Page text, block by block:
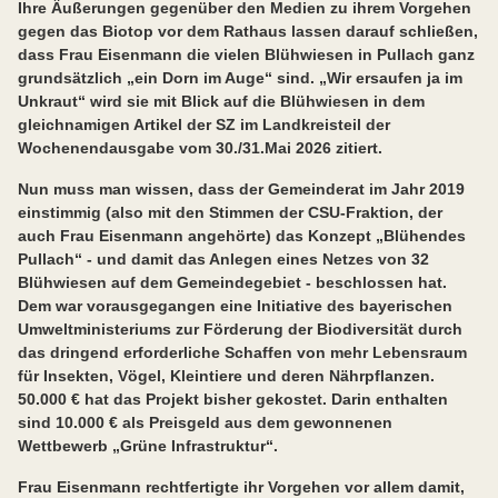
Ihre Äußerungen gegenüber den Medien zu ihrem Vorgehen
gegen das Biotop vor dem Rathaus lassen darauf schließen,
dass Frau Eisenmann die vielen Blühwiesen in Pullach ganz
grundsätzlich „ein Dorn im Auge“ sind. „Wir ersaufen ja im
Unkraut“ wird sie mit Blick auf die Blühwiesen in dem
gleichnamigen Artikel der SZ im Landkreisteil der
Wochenendausgabe vom 30./31.Mai 2026 zitiert.
Nun muss man wissen, dass der Gemeinderat im Jahr 2019
einstimmig (also mit den Stimmen der CSU-Fraktion, der
auch Frau Eisenmann angehörte) das Konzept „Blühendes
Pullach“ - und damit das Anlegen eines Netzes von 32
Blühwiesen auf dem Gemeindegebiet - beschlossen hat.
Dem war vorausgegangen eine Initiative des bayerischen
Umweltministeriums zur Förderung der Biodiversität durch
das dringend erforderliche Schaffen von mehr Lebensraum
für Insekten, Vögel, Kleintiere und deren Nährpflanzen.
50.000 € hat das Projekt bisher gekostet. Darin enthalten
sind 10.000 € als Preisgeld aus dem gewonnenen
Wettbewerb „Grüne Infrastruktur“.
Frau Eisenmann rechtfertigte ihr Vorgehen vor allem damit,